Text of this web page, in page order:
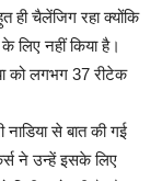
ही चैलेंजिग रहा क्योंकि
लिए नहीं किया है।
को लगभग 37 रीटेक
से बात की गई
ने उन्हें इसके लिए